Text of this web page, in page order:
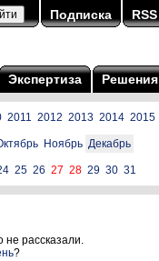
Подписка RSS
Экспертиза Решения
2011 2012 2013 2014 2015
Ноябрь Декабрь
25 26 27 28 29 30 31
не рассказали.
?